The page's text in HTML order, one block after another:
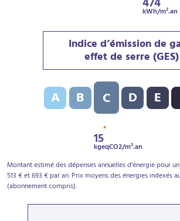
474
kWh/m².an
Indice d’émission de
effet de serre (GES)
Indice d’émission de gaz à effet
A B C
15
kgeqCO2/m².an
D E
Montant estimé des dépenses annuelles d'énergie pour
513 € et 693 € par an. Prix moyens des énergies indexés
(abonnement compris).